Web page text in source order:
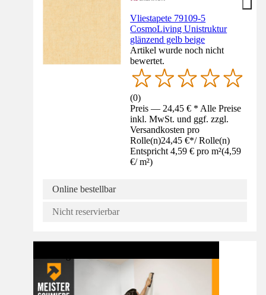
Vliestapete 79109-5
CosmoLiving Unistruktur
glänzend gelb beige
Artikel wurde noch nicht
bewertet.
(0)
Preis — 24,45 € * Alle Preise
inkl. MwSt. und ggf. zzgl.
Versandkosten pro
Rolle(n)24,45 €*/ Rolle(n)
Entspricht 4,59 € pro m²(4,59
€/ m²)
Online bestellbar
Nicht reservierbar